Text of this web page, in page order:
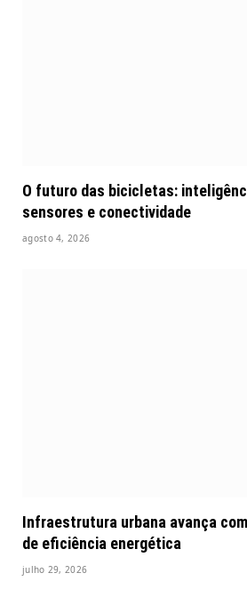
O futuro das bicicletas:
sensores e conectividade
agosto 4, 2026
Infraestrutura urbana avança
de eficiência energética
julho 29, 2026